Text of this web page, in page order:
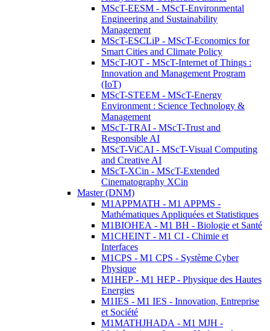
MScT-EESM - MScT-Environmental
Engineering and Sustainability
Management
MScT-ESCLiP - MScT-Economics for
Smart Cities and Climate Policy
MScT-IOT - MScT-Internet of Things :
Innovation and Management Program
(IoT)
MScT-STEEM - MScT-Energy
Environment : Science Technology &
Management
MScT-TRAI - MScT-Trust and
Responsible AI
MScT-ViCAI - MScT-Visual Computing
and Creative AI
MScT-XCin - MScT-Extended
Cinematography XCin
Master (DNM)
M1APPMATH - M1 APPMS -
Mathématiques Appliquées et Statistiques
M1BIOHEA - M1 BH - Biologie et Santé
M1CHEINT - M1 CI - Chimie et
Interfaces
M1CPS - M1 CPS - Système Cyber
Physique
M1HEP - M1 HEP - Physique des Hautes
Energies
M1IES - M1 IES - Innovation, Entreprise
et Société
M1MATHJHADA - M1 MJH -